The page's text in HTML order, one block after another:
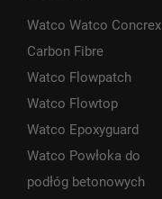
Watco Watco Concrex
Carbon Fibre
Watco Flowpatch
Watco Flowtop
Watco Epoxyguard
Watco Powłoka do
podłóg betonowych